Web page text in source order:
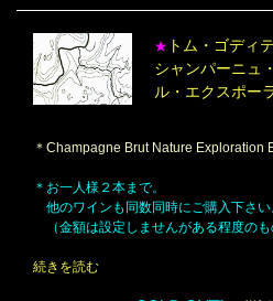
★ トム・ゴディ
シャンパーニュ
ル・エクスポー
＊Champagne Brut Nature Exploration
＊お一人様２本まで。
他のワインも同数同時にご購入下さい
（金額は設定しませんがある程度のも
続きを読む